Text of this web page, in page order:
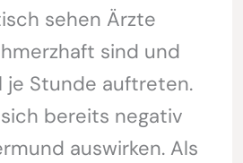
sehen Ärzte
sind und
Stunde auftreten.
bereits negativ
auswirken. Als